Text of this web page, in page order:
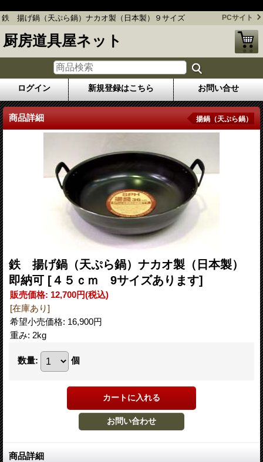
鉄 揚げ鍋（天ぷら鍋）ナカオ製（日本製）９サイズ PCサイト
厨房道具屋ネット
ログイン 新規登録はこちら お問い合せ
商品詳細 揚鍋（天ぷら鍋）
鉄 揚げ鍋（天ぷら鍋）ナカオ製（日本製）
即納可 [４５ｃｍ 9サイズあります]
販売価格: 12,700円(税込)
[在庫あり]
希望小売価格: 16,900円
重み: 2kg
数量: 個
商品詳細